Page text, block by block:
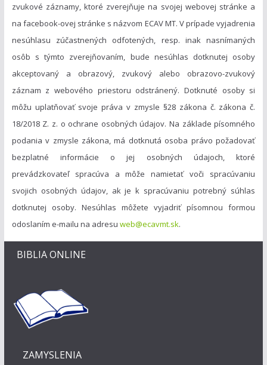
zvukové záznamy, ktoré zverejňuje na svojej webovej stránke a
na facebook-ovej stránke s názvom ECAV MT. V prípade vyjadrenia
nesúhlasu zúčastnených odfotených, resp. inak nasnímaných
osôb s týmto zverejňovaním, bude nesúhlas dotknutej osoby
akceptovaný a obrazový, zvukový alebo obrazovo-zvukový
záznam z webového priestoru odstránený. Dotknuté osoby si
môžu uplatňovať svoje práva v zmysle §28 zákona č. zákona č.
18/2018 Z. z. o ochrane osobných údajov. Na základe písomného
podania v zmysle zákona, má dotknutá osoba právo požadovať
bezplatné informácie o jej osobných údajoch, ktoré
prevádzkovateľ spracúva a môže namietať voči spracúvaniu
svojich osobných údajov, ak je k spracúvaniu potrebný súhlas
dotknutej osoby. Nesúhlas môžete vyjadriť písomnou formou
odoslaním e-mailu na adresu web@ecavmt.sk.
BIBLIA ONLINE
ZAMYSLENIA